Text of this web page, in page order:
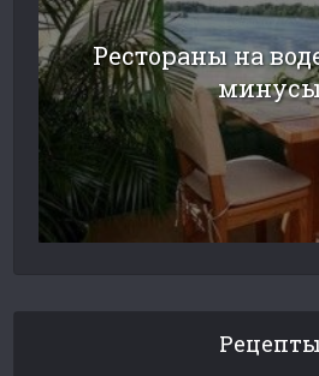
Рестораны на
Рецепты